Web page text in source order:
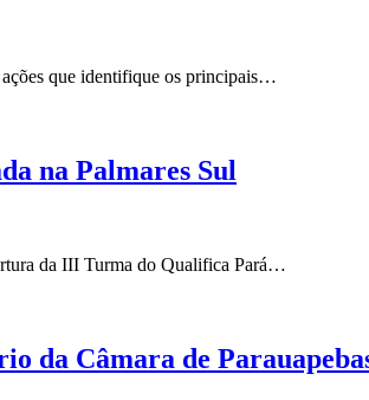
ações que identifique os principais…
na Palmares Sul
da III Turma do Qualifica Pará…
da Câmara de